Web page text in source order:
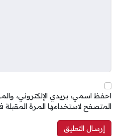
احفظ اسمي، بريدي الإلكتروني،
المتصفح لاستخدامها المرة المقبلة